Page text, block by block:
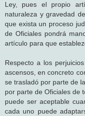
Ley, pues el propio
naturaleza y gravedad
que exista un proceso
de Oficiales pondrá
artículo para que
Respecto a los
ascensos, en concreto
se trasladó por parte de
por parte de Oficiales de
puede ser aceptable
cada uno puede